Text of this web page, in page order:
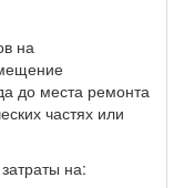
на
до места ремонта
частях или
на: